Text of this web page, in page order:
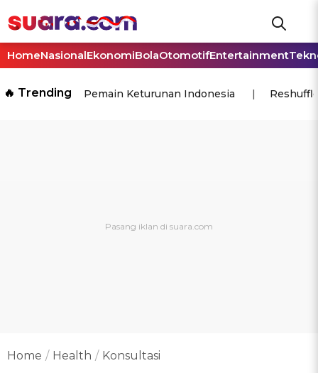
HomeNasionalEkonomiBolaOtomotifEntertainment
🔥 Trending Pemain Keturunan Indonesia
Home Health Konsultasi